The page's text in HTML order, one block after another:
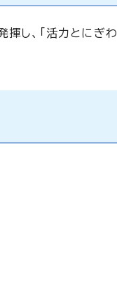
し、「活力とにぎわ